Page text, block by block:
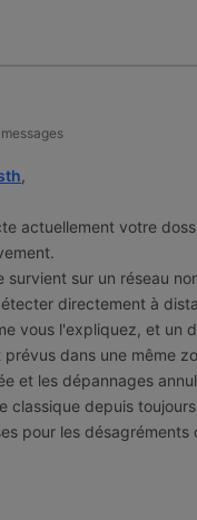
messages
,
actuellement votre
survient sur un réseau
directement à
vous l'expliquez, et un
dans une même
et les dépannages
classique depuis
pour les désagréments